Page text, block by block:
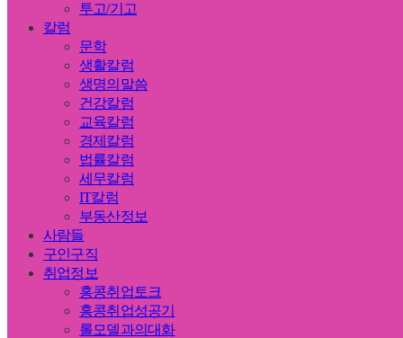
투고/기고
칼럼
문학
생활칼럼
생명의말씀
건강칼럼
교육칼럼
경제칼럼
법률칼럼
세무칼럼
IT칼럼
부동산정보
사람들
구인구직
취업정보
홍콩취업토크
홍콩취업성공기
롤모델과의대화